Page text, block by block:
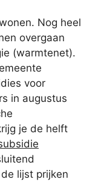
Nog heel
overgaan
(warmtenet).
voor
in augustus
je de helft
lijst prijken